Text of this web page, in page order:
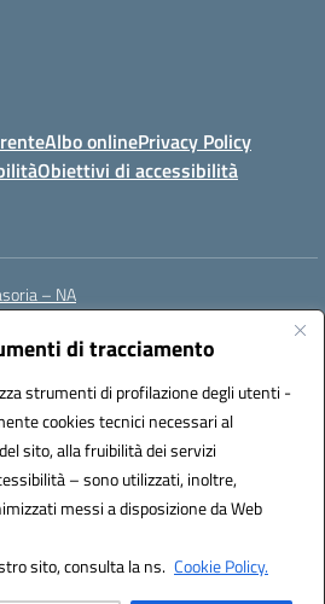
di tracciamento
strumenti di profilazione degli utenti -
cookies tecnici necessari al
sito, alla fruibilità dei servizi
– sono utilizzati, inoltre,
messi a disposizione da Web
sito, consulta la ns. Cookie Policy.
Albo onlinePrivacy Policy
Obiettivi di accessibilità
– NA
naic8et00d@pec.istruzione.it
(IPA): clcc_063
UFVE8K
by 3D Solution S.r.l.
by Designers Italia